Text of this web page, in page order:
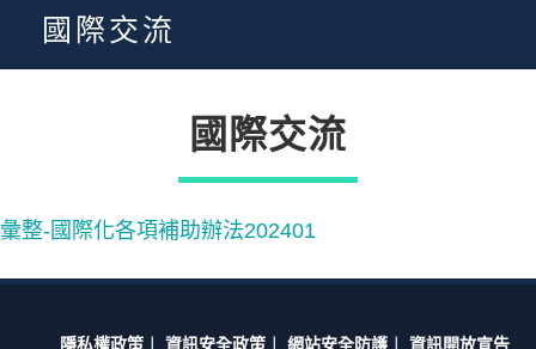
國際交流
國際交流
彙整-國際化各項補助辦法202401
隱私權政策︱ 資訊安全政策︱ 網站安全防護︱ 資訊開放宣告